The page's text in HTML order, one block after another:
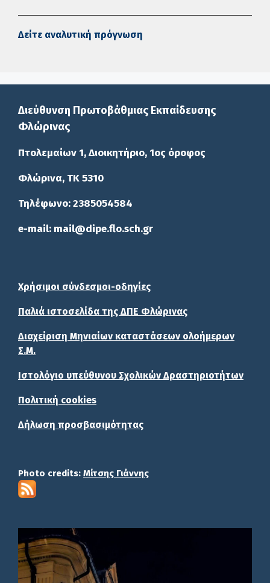
Δείτε αναλυτική πρόγνωση
Διεύθυνση Πρωτοβάθμιας Εκπαίδευσης
Φλώρινας
Πτολεμαίων 1, Διοικητήριο, 1ος όροφος
Φλώρινα, ΤΚ 5310
Τηλέφωνο: 2385054584
e-mail: mail@dipe.flo.sch.gr
Χρήσιμοι σύνδεσμοι-οδηγίες
Παλιά ιστοσελίδα της ΔΠΕ Φλώρινας
Διαχείριση Μηνιαίων καταστάσεων ολοήμερων
Σ.Μ.
Ιστολόγιο υπεύθυνου Σχολικών Δραστηριοτήτων
Πολιτική cookies
Δήλωση προσβασιμότητας
Photo credits: Μίτσης Γιάννης